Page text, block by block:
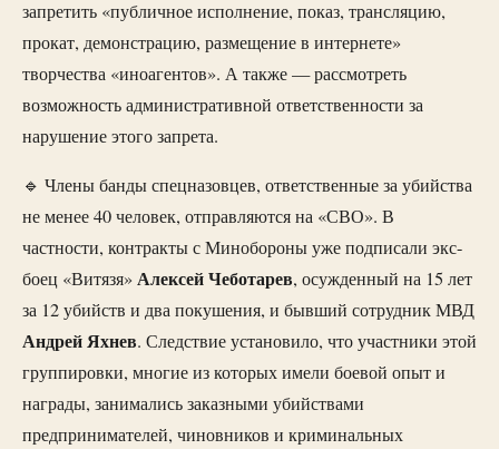
запретить «публичное исполнение, показ, трансляцию,
прокат, демонстрацию, размещение в интернете»
творчества «иноагентов». А также — рассмотреть
возможность административной ответственности за
нарушение этого запрета.
🔹 Члены банды спецназовцев, ответственные за убийства
не менее 40 человек, отправляются на «СВО». В
частности, контракты с Минобороны уже подписали экс-
боец «Витязя» АлексейЧеботарев, осужденный на 15 лет
за 12 убийств и два покушения, и бывший сотрудник МВД
АндрейЯхнев. Следствие установило, что участники этой
группировки, многие из которых имели боевой опыт и
награды, занимались заказными убийствами
предпринимателей, чиновников и криминальных